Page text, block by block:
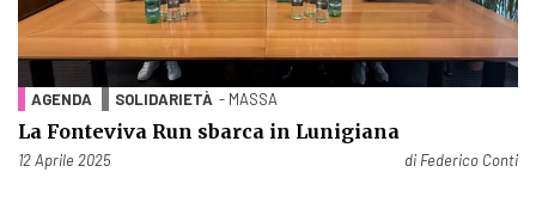
AGENDA SOLIDARIETÀ - MASSA
La Fonteviva Run sbarca in Lunigiana
Pubblicato il
12 Aprile 2025 di Federico Conti